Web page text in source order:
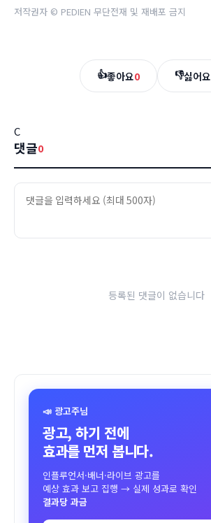
저작권자 © PEDIEN 무단전재 및 재배포 금지
👍좋아요0 👎싫어요
C
댓글0
등록된 댓글이 없습니다
📣 광고주님
광고, 하기 전에
효과를 먼저 봅니다.
인플루언서·배너·라이브 광고를
예상 효과 보고 집행 → 실제 성과로 확인
결과당 과금